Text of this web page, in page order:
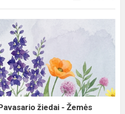
žiedai - Žemės